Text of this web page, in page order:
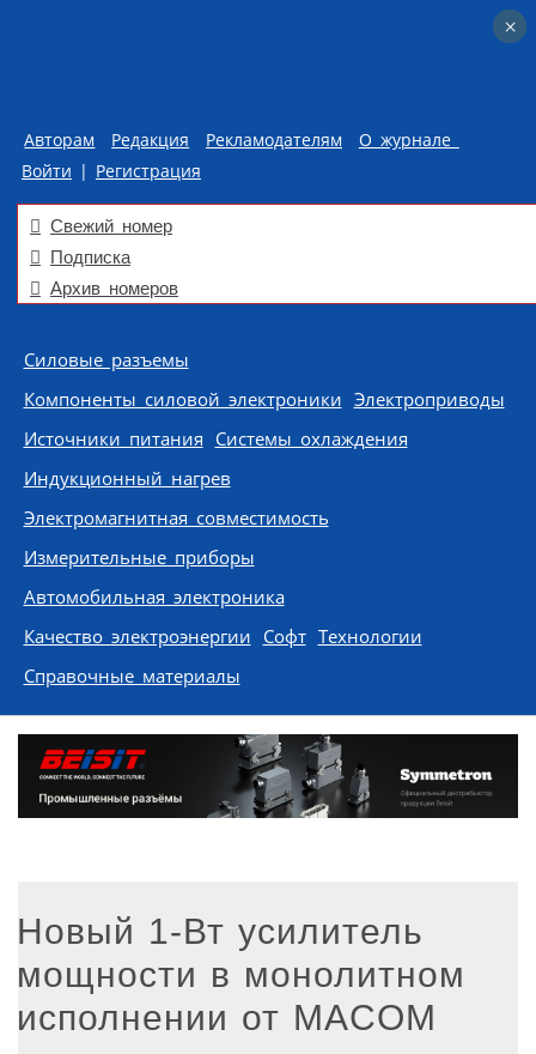
Авторам Редакция Рекламодателям
О журнале
Войти | Регистрация
Свежий номер
Подписка
Архив номеров
Skip to content
Силовые разъемы
Компоненты силовой электроники Электроприводы
Источники питания Системы охлаждения
Индукционный нагрев
Электромагнитная совместимость
Измерительные приборы
Автомобильная электроника
Качество электроэнергии Софт Технологии
Справочные материалы
Новый 1-Вт усилитель
мощности в монолитном
исполнении от MACOM
×
×